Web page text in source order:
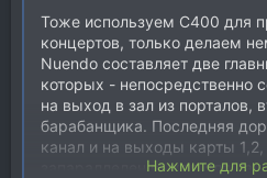
Тоже используем C400 для
концертов, только делаем
Nuendo составляет две
которых - непосредственно
на выход в зал из порталов,
барабанщика. Последняя
канал и на выходы карты
запараллелен выход для
Нажмите для